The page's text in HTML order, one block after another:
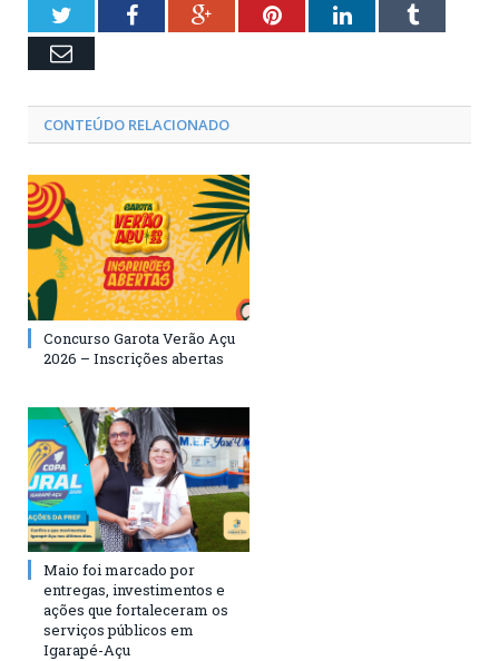
TwitterFacebookGoogle+PinterestLinkedInTumblr
Email
CONTEÚDO RELACIONADO
Concurso Garota Verão Açu
2026 – Inscrições abertas
Maio foi marcado por
entregas, investimentos e
ações que fortaleceram os
serviços públicos em
Igarapé-Açu